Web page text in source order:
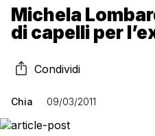
Michela
di capelli per
Condividi
Chia 09/03/2011